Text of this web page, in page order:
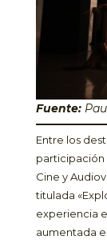
Fuente:
Entre los
participación
Cine y
titulada
experiencia
aumentada